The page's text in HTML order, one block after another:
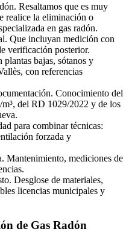
Resaltamos que es muy
realice la eliminación o
en gas radón.
Que incluyan medición con
verificación posterior.
bajas, sótanos y
con referencias
Conocimiento del
del RD 1029/2022 y de los
para combinar técnicas:
forzada y
Mantenimiento, mediciones de
Desglose de materiales,
licencias municipales y
de Gas Radón